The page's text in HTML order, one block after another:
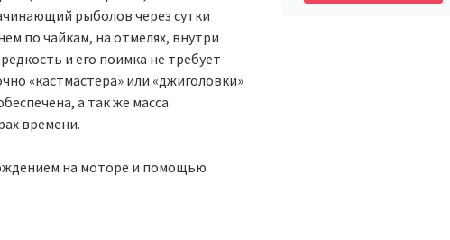
рыболов через сутки
по чайкам, на отмелях, внутри
и его поимка не требует
«кастмастера» или «джиголовки»
а так же масса
времени.
на моторе и помощью